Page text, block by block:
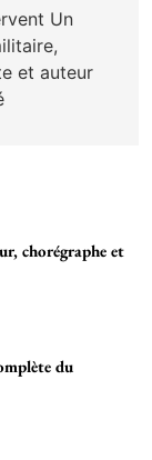
Un
et auteur
chorégraphe et
du